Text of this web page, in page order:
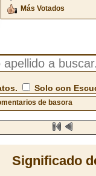
Más Votados
Solo con
de basora
Significado